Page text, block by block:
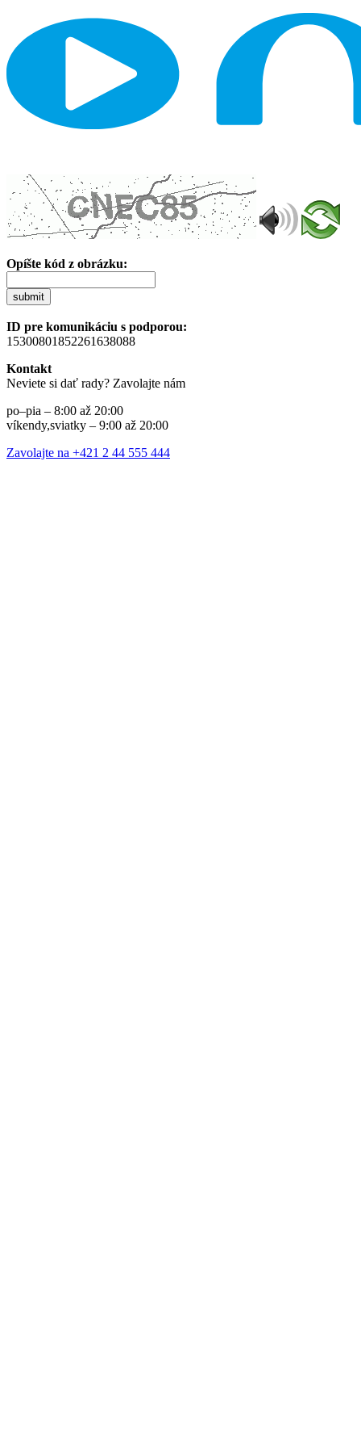
Opíšte kód z obrázku:
submit
ID pre komunikáciu s podporou:
15300801852261638088
Kontakt
Neviete si dať rady? Zavolajte nám
po–pia – 8:00 až 20:00
víkendy,sviatky – 9:00 až 20:00
Zavolajte na +421 2 44 555 444